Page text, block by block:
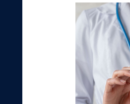
Imagem de capa